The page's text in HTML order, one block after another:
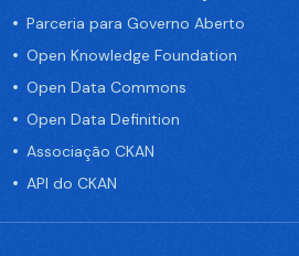
Parceria para Governo Aberto
Open Knowledge Foundation
Open Data Commons
Open Data Definition
Associação CKAN
API do CKAN